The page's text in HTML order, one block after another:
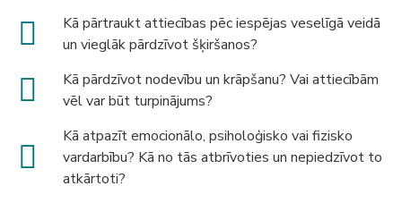
Kā pārtraukt attiecības pēc iespējas veselīgā veidā
un vieglāk pārdzīvot šķiršanos?
Kā pārdzīvot nodevību un krāpšanu? Vai attiecībām
vēl var būt turpinājums?
Kā atpazīt emocionālo, psiholoģisko vai fizisko
vardarbību? Kā no tās atbrīvoties un nepiedzīvot to
atkārtoti?